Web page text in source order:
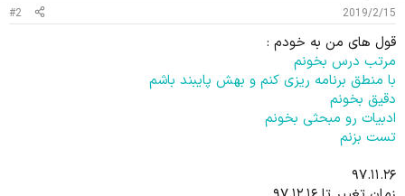
2019/2/15
#2
قول های من به خودم :
مرتب درس بخونم
با منطق برنامه ریزی کنم و بهش پایبند باشم
دقیق بخونم
ادبیات رو مبحثی بخونم
تست بزنم
۹۷.۱۱.۲۶